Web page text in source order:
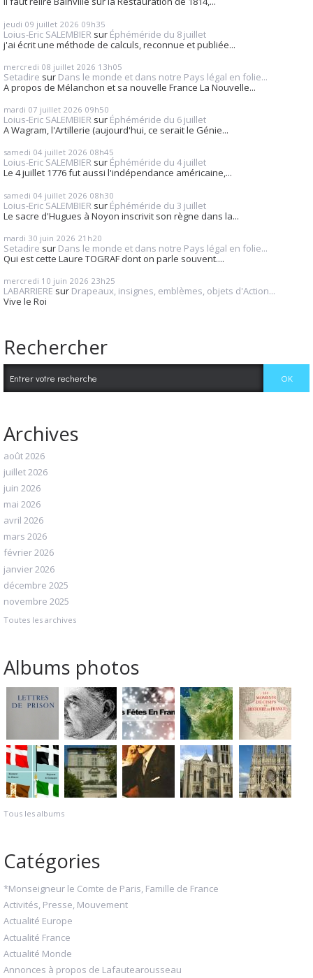
jeudi 09 juillet 2026 09h35
Loius-Eric SALEMBIER sur Éphéméride du 8 juillet
j'ai écrit une méthode de calculs, reconnue et publiée...
mercredi 08 juillet 2026 13h05
Setadire sur Dans le monde et dans notre Pays légal en folie...
A propos de Mélanchon et sa nouvelle France La Nouvelle...
mardi 07 juillet 2026 09h50
Loius-Eric SALEMBIER sur Éphéméride du 6 juillet
A Wagram, l'Artillerie (aujourd'hui, ce serait le Génie...
samedi 04 juillet 2026 08h45
Loius-Eric SALEMBIER sur Éphéméride du 4 juillet
Le 4 juillet 1776 fut aussi l'indépendance américaine,...
samedi 04 juillet 2026 08h30
Loius-Eric SALEMBIER sur Éphéméride du 3 juillet
Le sacre d'Hugues à Noyon inscrivit son règne dans la...
mardi 30 juin 2026 21h20
Setadire sur Dans le monde et dans notre Pays légal en folie...
Qui est cette Laure TOGRAF dont on parle souvent....
mercredi 10 juin 2026 23h25
LABARRIERE sur Drapeaux, insignes, emblèmes, objets d'Action...
Vive le Roi
Rechercher
Archives
août 2026
juillet 2026
juin 2026
mai 2026
avril 2026
mars 2026
février 2026
janvier 2026
décembre 2025
novembre 2025
Toutes les archives
Albums photos
Tous les albums
Catégories
*Monseigneur le Comte de Paris, Famille de France
Activités, Presse, Mouvement
Actualité Europe
Actualité France
Actualité Monde
Annonces à propos de Lafautearousseau